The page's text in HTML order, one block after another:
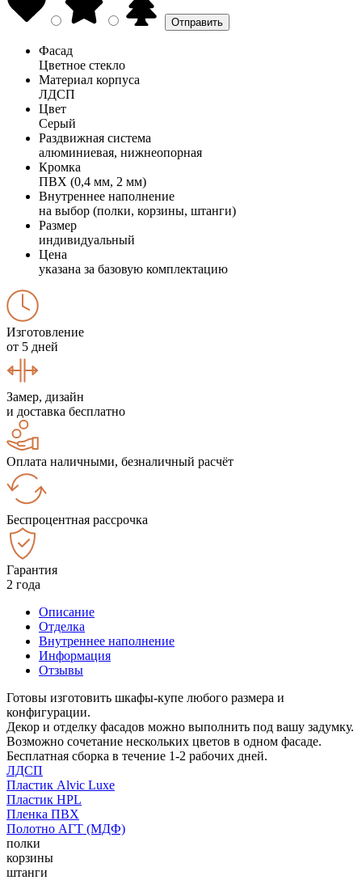
Фасад
Цветное стекло
Материал корпуса
ЛДСП
Цвет
Серый
Раздвижная система
алюминиевая, нижнеопорная
Кромка
ПВХ (0,4 мм, 2 мм)
Внутреннее наполнение
на выбор (полки, корзины, штанги)
Размер
индивидуальный
Цена
указана за базовую комплектацию
Изготовление
от 5 дней
Замер, дизайн
и доставка бесплатно
Оплата наличными, безналичный расчёт
Беспроцентная рассрочка
Гарантия
2 года
Описание
Отделка
Внутреннее наполнение
Информация
Отзывы
Готовы изготовить шкафы-купе любого размера и
конфигурации.
Декор и отделку фасадов можно выполнить под вашу задумку.
Возможно сочетание нескольких цветов в одном фасаде.
Бесплатная сборка в течение 1-2 рабочих дней.
ЛДСП
Пластик Alvic Luxe
Пластик HPL
Пленка ПВХ
Полотно АГТ (МДФ)
полки
корзины
штанги